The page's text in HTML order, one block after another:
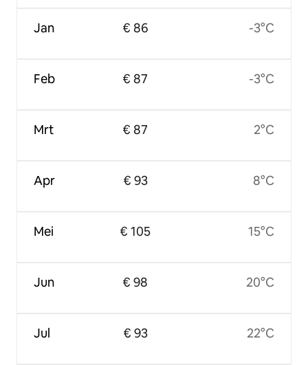
Jan
Feb
Mrt
Apr
Mei
Jun
Jul
€ 86
€ 87
€ 87
€ 93
€ 105
€ 98
€ 93
-3°C
-3°C
2°C
8°C
15°C
20°C
22°C